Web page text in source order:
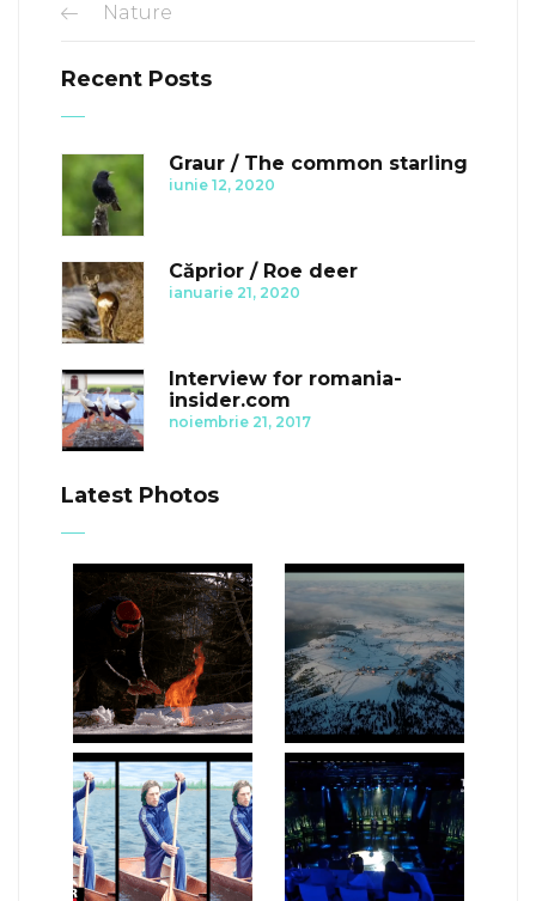
Nature
Recent Posts
Graur / The common starling
iunie 12, 2020
Căprior / Roe deer
ianuarie 21, 2020
Interview for romania-
insider.com
noiembrie 21, 2017
Latest Photos